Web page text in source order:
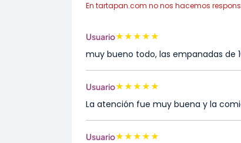
En tartapan.com no nos hacemos
Usuario★★★★★
muy bueno todo, las empanadas de
Usuario★★★★★
La atención fue muy buena y la
Usuario★★★★★